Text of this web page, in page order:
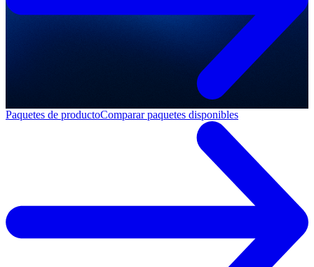
Paquetes de productoComparar paquetes disponibles